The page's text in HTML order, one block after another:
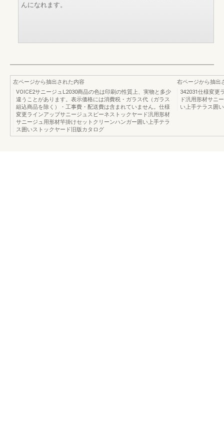
んになれます。
左ページから抽出された内容
VOICE2サニージュL2030商品の色は印刷の性質上、実物と多少
違うことがあります。表示価格には消費税・ガラス代（ガラス
組込商品を除く）・工事費・配送費は含まれていません。仕様
変更ラインアップサニージュスピーネストックヤード汎用形材
サニージュ用形材竿掛けセットクリーンハンガー囲い上手テラ
ス囲いストックヤード旧版カタログ
右ページから抽出
342031仕様変更
ド汎用形材サニ
い上手テラス囲